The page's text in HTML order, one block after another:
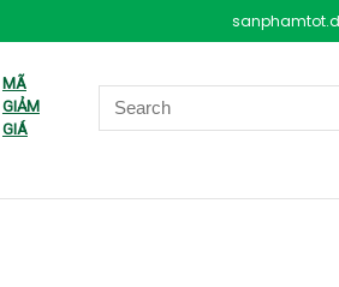
MÃ
GIẢM
GIÁ